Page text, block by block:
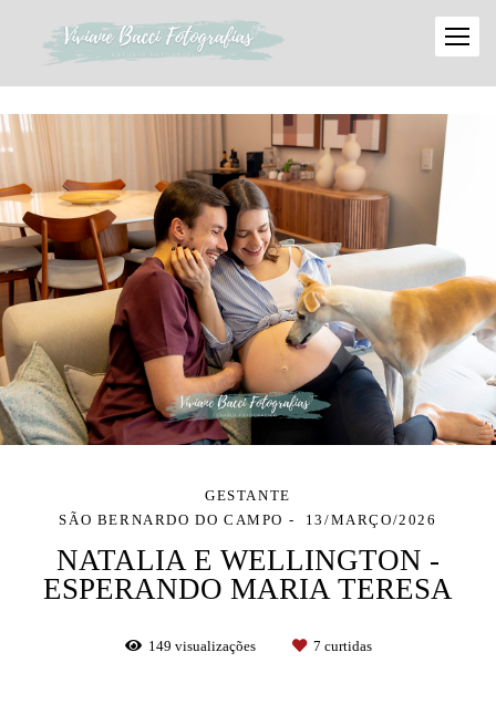
GESTANTE
SÃO BERNARDO DO CAMPO
13/MARÇO/2026
NATALIA E WELLINGTON -
ESPERANDO MARIA TERESA
149 visualizações 7 curtidas